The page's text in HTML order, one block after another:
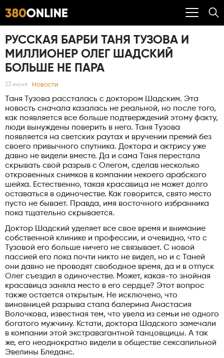
РУССКАЯ БАРБИ ТАНЯ ТУЗОВА И
МИЛЛИОНЕР ОЛЕГ ШАДСКИЙ
БОЛЬШЕ НЕ ПАРА
23 июня Новости
Таня Тузова рассталась с доктором Шадским. Эта
новость сначала казалась не реальной, но после того,
как появляется все больше подтверждений этому факту,
люди вынуждены поверить в него. Таня Тузова
появляется на светских раутах и вручении премий без
своего привычного спутника. Доктора и актрису уже
давно не видели вместе. Да и сама Таня перестала
скрывать свой разрыв с Олегом, сделав несколько
откровенных снимков в компании некоего арабского
шейха. Естественно, такая красавица не может долго
оставаться в одиночестве. Как говорится, свято место
пусто не бывает. Правда, имя восточного избранника
пока тщательно скрывается.
Доктор Шадский уделяет все свое время и внимание
собственной клинике и профессии, и очевидно, что с
Тузовой его больше ничего не связывает. С новой
пассией его пока почти никто не видел, но и с Таней
они давно не проводят свободное время, да и в отпуск
Олег съездил в одиночестве. Может, какая-то знойная
красавица заняла место в его сердце? Этот вопрос
также остается открытым. Не исключено, что
виновницей разрыва стала балерина Анастасия
Волочкова, известная тем, что увела из семьи не одного
богатого мужчину. Кстати, доктора Шадского замечали
в компании этой экстравагантной танцовщицы. А так
же, его неоднократно видели в обществе сексапильной
Эвелины Бледанс.